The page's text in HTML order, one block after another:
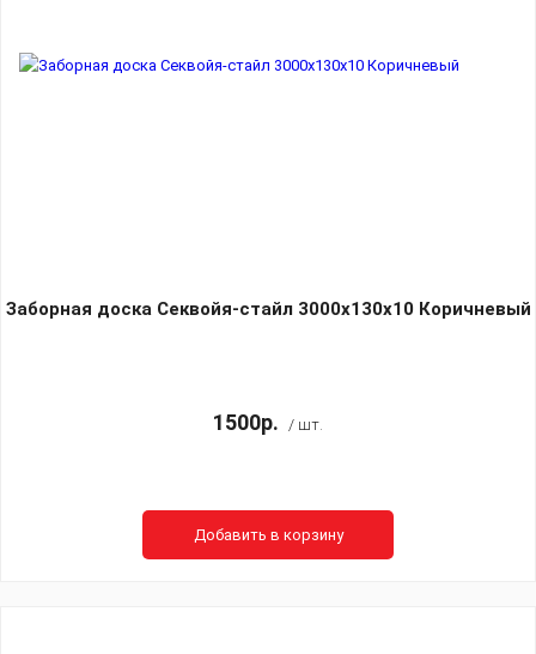
Заборная доска Секвойя-стайл 3000х130х10 Коричневый
1500р. / шт.
Добавить в корзину